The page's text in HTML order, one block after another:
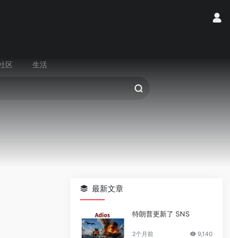
区 生活
最新文章
特朗普更新了 SNS
2个月前 9,140